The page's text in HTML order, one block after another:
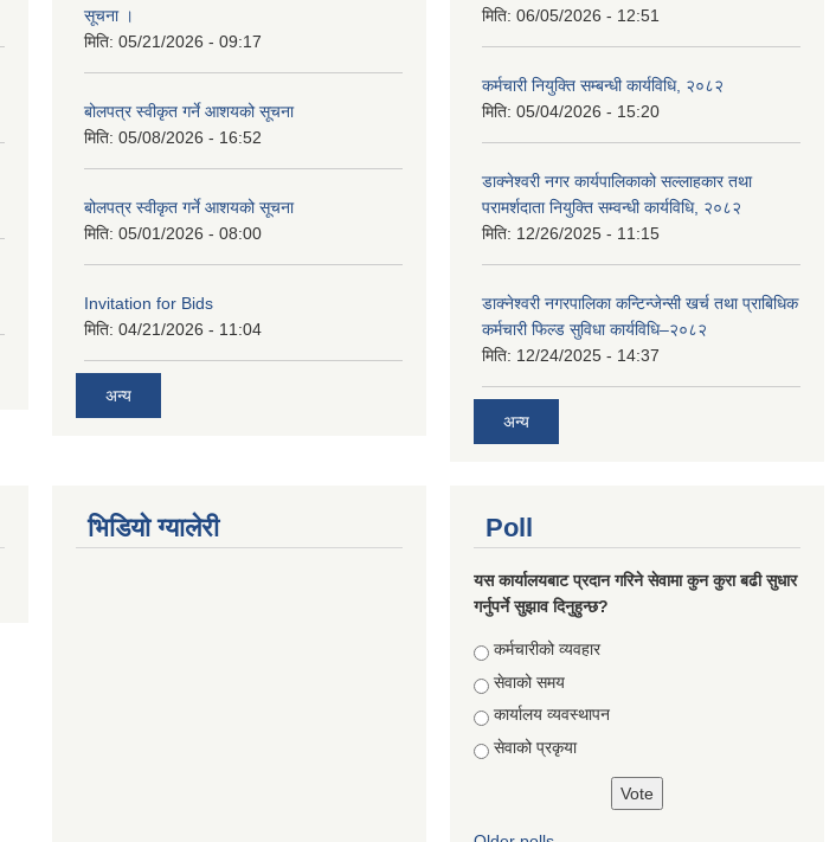
सूचना ।
मिति: 05/21/2026 - 09:17
बोलपत्र स्वीकृत गर्ने आशयको सूचना
मिति: 05/08/2026 - 16:52
बोलपत्र स्वीकृत गर्ने आशयको सूचना
मिति: 05/01/2026 - 08:00
Invitation for Bids
मिति: 04/21/2026 - 11:04
अन्य
मिति: 06/05/2026 - 12:51
कर्मचारी नियुक्ति सम्बन्धी कार्यविधि, २०८२
मिति: 05/04/2026 - 15:20
डाक्नेश्वरी नगर कार्यपालिकाको सल्लाहकार तथा
परामर्शदाता नियुक्ति सम्वन्धी कार्यविधि, २०८२
मिति: 12/26/2025 - 11:15
डाक्नेश्वरी नगरपालिका कन्टिन्जेन्सी खर्च तथा प्राबिधिक
कर्मचारी फिल्ड सुविधा कार्यविधि–२०८२
मिति: 12/24/2025 - 14:37
अन्य
भिडियाे ग्यालेरी Poll
यस कार्यालयबाट प्रदान गरिने सेवामा कुन कुरा बढी सुधार
गर्नुपर्ने सुझाव दिनुहुन्छ?
Choices
कर्मचारीको व्यवहार
सेवाको समय
कार्यालय व्यवस्थापन
सेवाको प्रकृया